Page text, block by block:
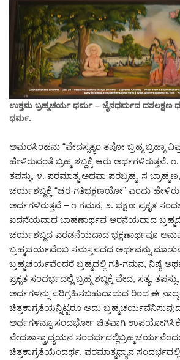
ಉತ್ತಮ ಬ್ರಹ್ಮಚರ್ಯ ಧರ್ಮ – ಜೈನಧರ್ಮದ ದಶಲಕ್ಷಣ
ಧರ್ಮ.
ಅಮರಸಿಂಹನು “ವೇದಸ್ಸತ್ಯಂ ತಪೋ ಬ್ರಹ್ಮ ಬ್ರಹ್ಮಾ
ಹೇಳಿರುವಂತೆ ಬ್ರಹ್ಮ ಶಬ್ದಕ್ಕೆ ಆರು ಅರ್ಥಗಳಿರುತ್ತವೆ.
ತಪಸ್ಸು, ೪. ಪರಮಾತ್ಮ ಅಥವಾ ಪರಬ್ರಹ್ಮ, ಸ
ಚರ್ಯಶಬ್ದಕ್ಕೆ “ಚರ-ಗತಿಭಕ್ಷಣಯೋ” ಎಂದು
ಅರ್ಥಗಳಿರುತ್ತವೆ – ೧ ಗಮನ, ೨. ಭಕ್ಷಣ ಪ್ರಕೃತ
ಐದನೆಯದಾದ ಬಾಹಣಾರ್ಥವ ಆರನೆಯದಾದ
ಚರ್ಯಶಬ್ದದ ಎರಡನೆಯದಾದ ಭಕ್ಷಣಾರ್ಥವೂ
ಬ್ರಹ್ಮಚರ್ಯವೆಂಬ ಸಮಸ್ತಪದದ ಅರ್ಥವನ್ನು
ಬ್ರಹ್ಮಚರ್ಯವೆಂದರೆ ಬ್ರಹ್ಮದಲ್ಲಿ ಗತಿ-ಗಮನ, ನಿಷ್ಠೆ
ಪ್ರಕೃತ ಸಂದರ್ಭದಲ್ಲಿ ಬ್ರಹ್ಮ ಶಬ್ದಕ್ಕೆ ವೇದ, ಸತ್ಯ,
ಅರ್ಥಗಳನ್ನು ಪರಿಗ್ರಹಿಸಬಹುದಾದುದ ರಿಂದ ಈ
ಚಿತ್ರಕಾಗ್ರತೆಯನ್ನಿಟ್ಟರೂ ಅದು
ಅರ್ಥಗಳನ್ನೂ ಸಂದರ್ಭೋ ಚಿತವಾಗಿ
ವೇದಶಾಸ್ತ್ರಾಧ್ಯಯನ
ಚಿತ್ರಕಾಗ್ರತೆಯೆಂದರ್ಥ. ಪರಮಾತ್ಮಧ್ಯಾನ